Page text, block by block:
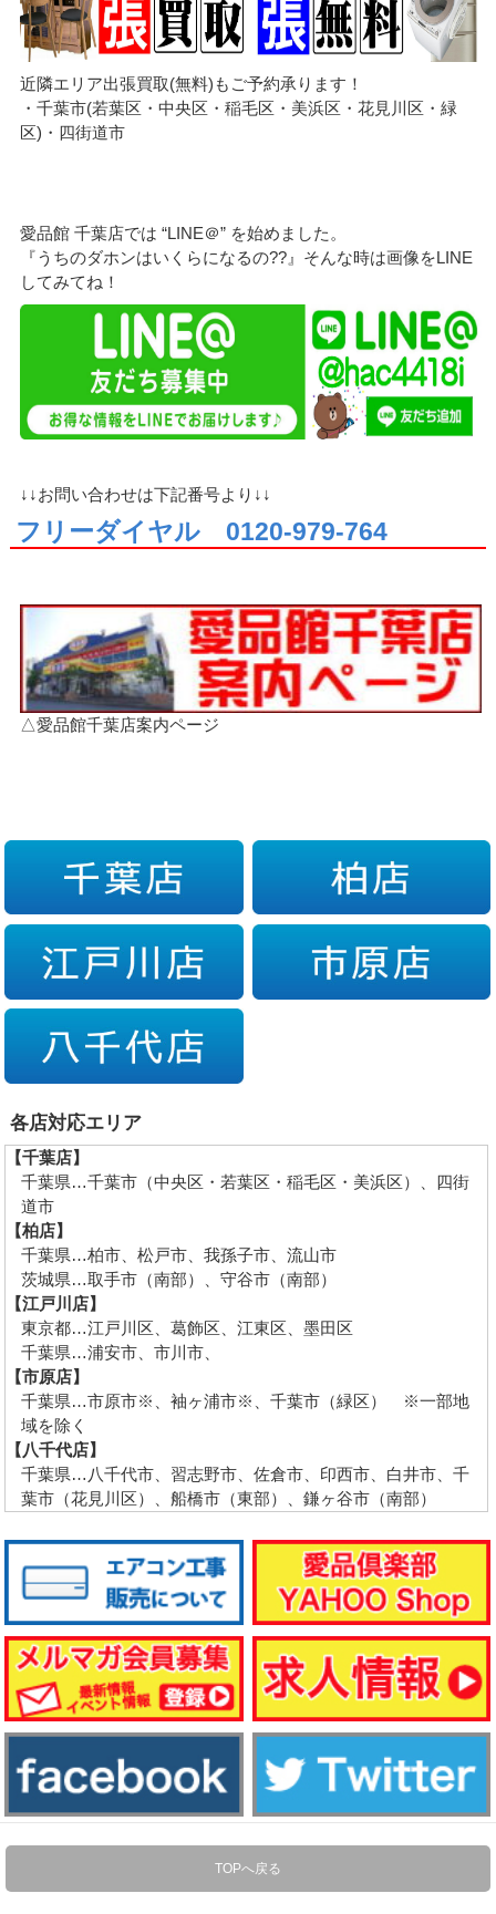
近隣エリア出張買取(無料)もご予約承ります！
・千葉市(若葉区・中央区・稲毛区・美浜区・花見川区・緑
区)・四街道市
愛品館 千葉店では “LINE＠” を始めました。
『うちのダホンはいくらになるの??』そんな時は画像をLINE
してみてね！
↓↓お問い合わせは下記番号より↓↓
フリーダイヤル 0120-979-764
△愛品館千葉店案内ページ
各店対応エリア
【千葉店】
千葉県…千葉市（中央区・若葉区・稲毛区・美浜区）、四街
道市
【柏店】
千葉県…柏市、松戸市、我孫子市、流山市
茨城県…取手市（南部）、守谷市（南部）
【江戸川店】
東京都…江戸川区、葛飾区、江東区、墨田区
千葉県…浦安市、市川市、
【市原店】
千葉県…市原市※、袖ヶ浦市※、千葉市（緑区） ※一部地
域を除く
【八千代店】
千葉県…八千代市、習志野市、佐倉市、印西市、白井市、千
葉市（花見川区）、船橋市（東部）、鎌ヶ谷市（南部）
TOPへ戻る